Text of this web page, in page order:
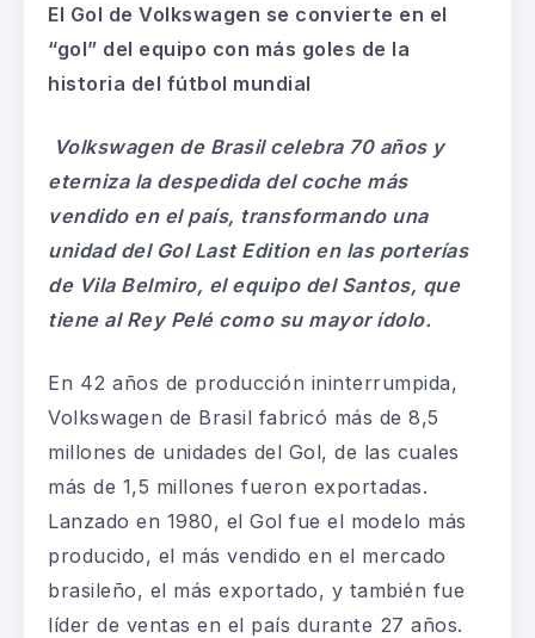
El Gol de Volkswagen se convierte en el
“gol” del equipo con más goles de la
historia del fútbol mundial
Volkswagen de Brasil celebra 70 años y
eterniza la despedida del coche más
vendido en el país, transformando una
unidad del Gol Last Edition en las porterías
de Vila Belmiro, el equipo del Santos, que
tiene al Rey Pelé como su mayor ídolo.
En 42 años de producción ininterrumpida,
Volkswagen de Brasil fabricó más de 8,5
millones de unidades del Gol, de las cuales
más de 1,5 millones fueron exportadas.
Lanzado en 1980, el Gol fue el modelo más
producido, el más vendido en el mercado
brasileño, el más exportado, y también fue
líder de ventas en el país durante 27 años.